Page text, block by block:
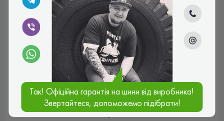
Віктор
Якісна, чіпка, зносостійка і безшумна гума. Вона добре
поводиться на дорозі в будь-яку погоду, не дубіє,
зберігає еластичність. Рівень шуму середній. В цілому
дуже задоволений!
Рейтинг:
(5.0)
Написать комментарий
Так! Офіційна гарантія на шини від виробника!
Звертайтеся, допоможемо підібрати!